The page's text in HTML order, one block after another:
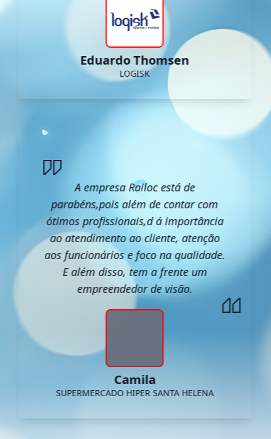
Eduardo Thomsen
LOGISK
A empresa Railoc está de
parabéns,pois além de contar com
ótimos profissionais,d á importância
ao atendimento ao cliente, atenção
aos funcionários e foco na qualidade.
E além disso, tem a frente um
empreendedor de visão.
Camila
SUPERMERCADO HIPER SANTA HELENA